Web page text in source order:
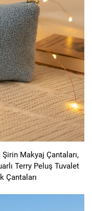
Makyaj Çantaları,
Terry Peluş Tuvalet
Çantaları